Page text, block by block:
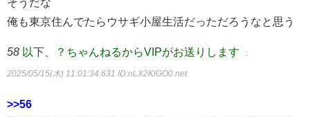
俺も東京住んでたらウサギ小屋生活だっただろうなと思う
58 以下、？ちゃんねるからVIPがお送りします ：
2025/05/15(木) 11:01:34.631 ID:nLX2KlGO0.net
>>56